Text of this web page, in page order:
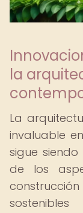
la
La
invaluable
sigue
de los